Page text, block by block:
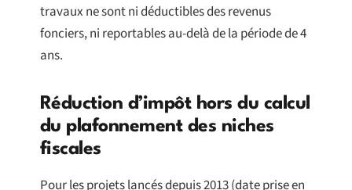
travaux ne sont ni déductibles des revenus
fonciers, ni reportables au-delà de la période de 4
ans.
Réduction d’impôt hors du calcul
du plafonnement des niches
fiscales
Pour les projets lancés depuis 2013 (date prise en